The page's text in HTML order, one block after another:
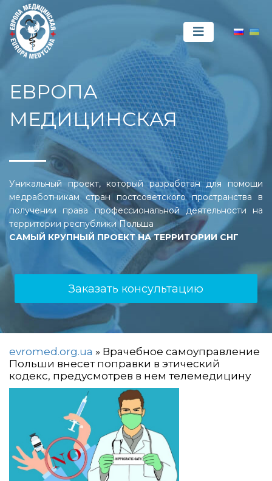
ЕВРОПА
МЕДИЦИНСКАЯ
Уникальный проект, который разработан для помощи
медработникам стран постсоветского пространства в
получении права профессиональной деятельности на
территории республики Польша
САМЫЙ КРУПНЫЙ ПРОЕКТ НА ТЕРРИТОРИИ СНГ
Заказать консультацию
evromed.org.ua » Врачебное самоуправление
Польши внесет поправки в этический
кодекс, предусмотрев в нем телемедицину